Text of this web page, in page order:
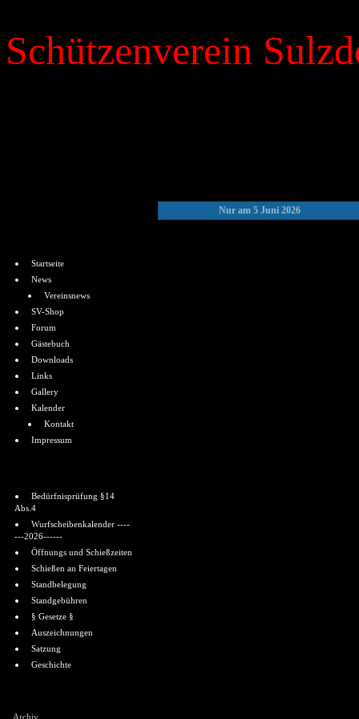
Schützenverein
Startseite
News
Vereinsnews
SV-Shop
Forum
Gästebuch
Downloads
Links
Gallery
Kalender
Kontakt
Impressum
Bedürfnisprüfung §14
Abs.4
Wurfscheibenkalender ----
---2026------
Öffnungs und Schießzeiten
Schießen an Feiertagen
Standbelegung
Standgebühren
§ Gesetze §
Auszeichnungen
Satzung
Geschichte
Archiv
Nur am 5 Juni 2026